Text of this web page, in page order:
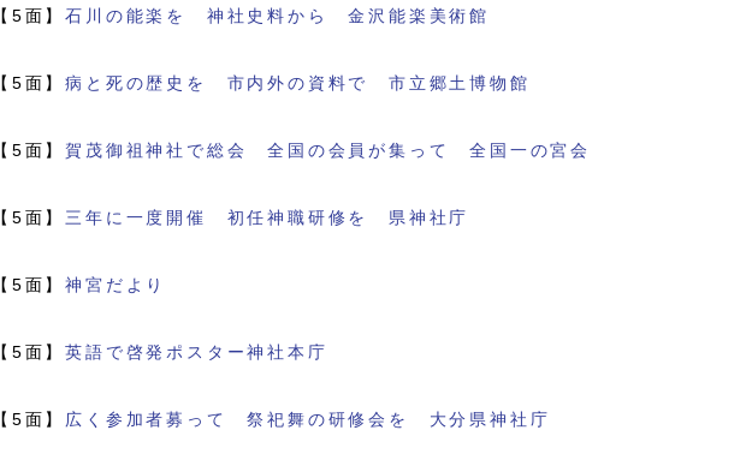
【5面】石川の能楽を 神社史料から 金沢能楽美術館
【5面】病と死の歴史を 市内外の資料で 市立郷土博物館
【5面】賀茂御祖神社で総会 全国の会員が集って 全国一の宮会
【5面】 三年に一度開催 初任神職研修を 県神社庁
【5面】神宮だより
【5面】英語で啓発ポスター神社本庁
【5面】 広く参加者募って 祭祀舞の研修会を 大分県神社庁